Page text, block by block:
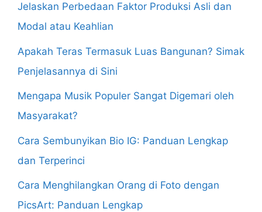
Jelaskan Perbedaan Faktor Produksi Asli dan
Modal atau Keahlian
Apakah Teras Termasuk Luas Bangunan? Simak
Penjelasannya di Sini
Mengapa Musik Populer Sangat Digemari oleh
Masyarakat?
Cara Sembunyikan Bio IG: Panduan Lengkap
dan Terperinci
Cara Menghilangkan Orang di Foto dengan
PicsArt: Panduan Lengkap